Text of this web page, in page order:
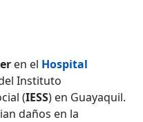
en el Hospital
Instituto
(IESS) en Guayaquil.
daños en la